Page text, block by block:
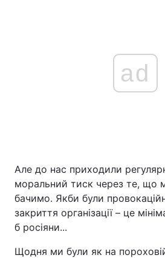
ad
Але до нас приходили
моральний тиск через те, що
бачимо. Якби були
закриття організації – це
б росіяни...
Щодня ми були як на